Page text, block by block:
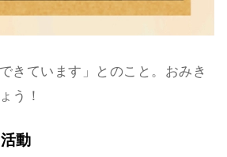
きています」とのこと。おみき
う！
動